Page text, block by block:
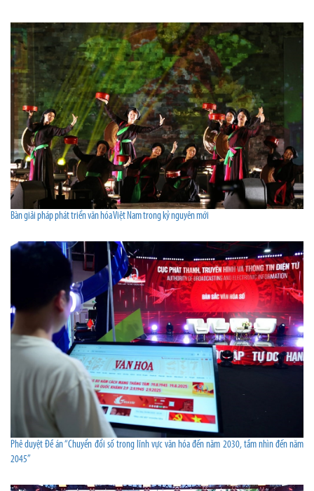
Bàn giải pháp phát triển văn hóa Việt Nam trong kỷ nguyên mới
Phê duyệt Đề án “Chuyển đổi số trong lĩnh vực văn hóa đến năm 2030, tầm nhìn đến năm
2045”